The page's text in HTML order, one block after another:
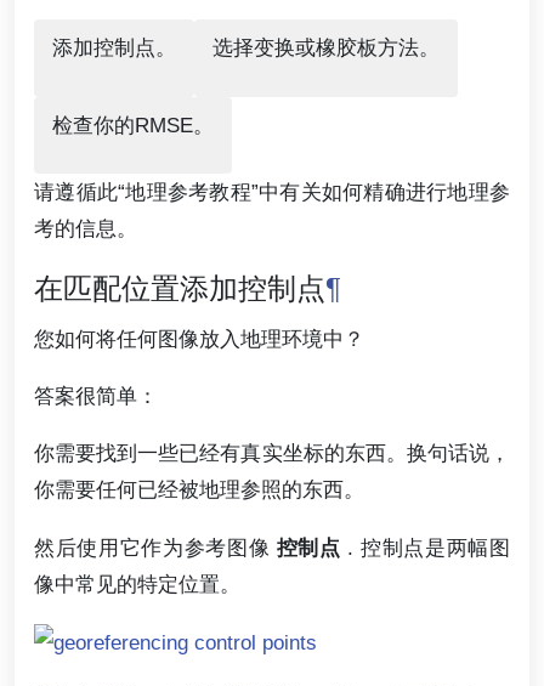
添加控制点。 选择变换或橡胶板方法。
检查你的RMSE。
请遵循此“地理参考教程”中有关如何精确进行地理参
考的信息。
在匹配位置添加控制点¶
您如何将任何图像放入地理环境中？
答案很简单：
你需要找到一些已经有真实坐标的东西。换句话说，
你需要任何已经被地理参照的东西。
然后使用它作为参考图像 控制点 . 控制点是两幅图
像中常见的特定位置。